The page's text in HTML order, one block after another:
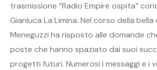
trasmissione “Radio Empire ospita”
Gianluca La Limina. Nel corso della
Meneguzzi ha risposto alle domande
poste che hanno spaziato dai suoi
progetti futuri. Numerosi i messaggi e i